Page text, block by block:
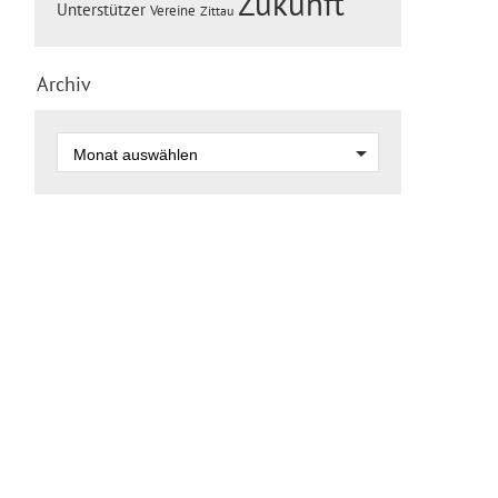
Unterstützer Vereine Zittau
Archiv